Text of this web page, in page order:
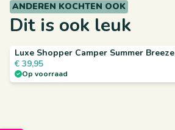
ANDEREN KOCHTEN OOK
Dit is ook leuk
Luxe Shopper Camper Summer Breeze
Op voorraad
€ 39,95